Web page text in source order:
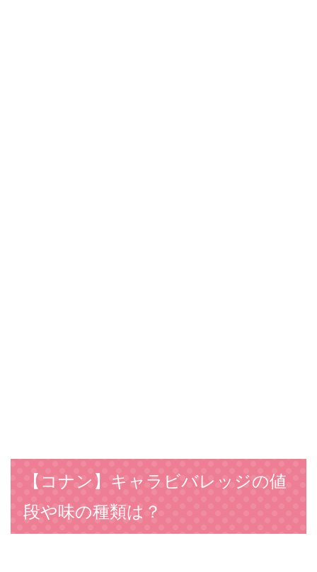
【コナン】キャラビバレッジの値
段や味の種類は？